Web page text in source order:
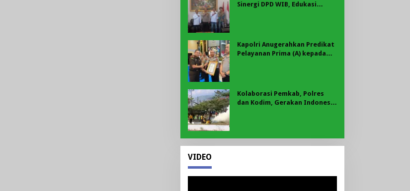
Sinergi DPD WIB, Edukasi
Kapolri Anugerahkan Predikat
Pelayanan Prima (A) kepada
Kolaborasi Pemkab, Polres
dan Kodim, Gerakan Indonesia
VIDEO